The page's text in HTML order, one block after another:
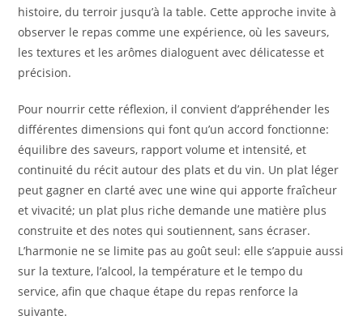
histoire, du terroir jusqu’à la table. Cette approche invite à
observer le repas comme une expérience, où les saveurs,
les textures et les arômes dialoguent avec délicatesse et
précision.
Pour nourrir cette réflexion, il convient d’appréhender les
différentes dimensions qui font qu’un accord fonctionne:
équilibre des saveurs, rapport volume et intensité, et
continuité du récit autour des plats et du vin. Un plat léger
peut gagner en clarté avec une wine qui apporte fraîcheur
et vivacité; un plat plus riche demande une matière plus
construite et des notes qui soutiennent, sans écraser.
L’harmonie ne se limite pas au goût seul: elle s’appuie aussi
sur la texture, l’alcool, la température et le tempo du
service, afin que chaque étape du repas renforce la
suivante.